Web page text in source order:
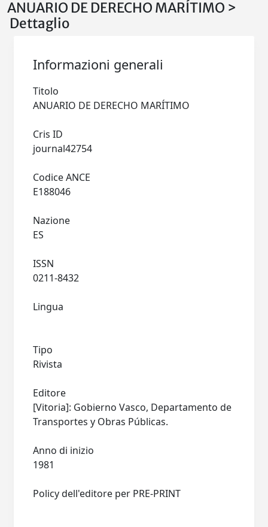
ANUARIO DE DERECHO MARÍTIMO >
Dettaglio
Informazioni generali
Titolo
Cris ID
Codice ANCE
Nazione
ISSN
Lingua
Tipo
Rivista
Editore
[Vitoria]: Gobierno Vasco, Departamento de
Anno di inizio
Policy dell'editore per PRE-PRINT